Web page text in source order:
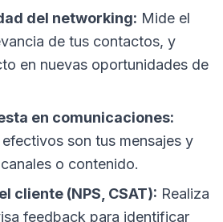
del networking: Mide el
de tus contactos, y
en nuevas oportunidades de
en comunicaciones:
son tus mensajes y
o contenido.
cliente (NPS, CSAT): Realiza
feedback para identificar